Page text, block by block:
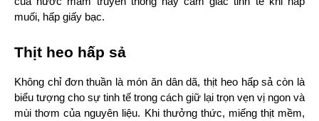
muối, hấp giấy bạc.
Thịt heo hấp sả
Không chỉ đơn thuần là món ăn dân dã, thịt heo hấp sả còn là
biểu tượng cho sự tinh tế trong cách giữ lại trọn vẹn vị ngon và
mùi thơm của nguyên liệu. Khi thưởng thức, miếng thịt mềm,